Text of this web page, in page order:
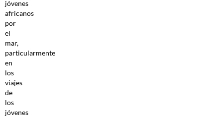
jóvenes
africanos
por
el
mar,
particularmente
en
los
viajes
de
los
jóvenes